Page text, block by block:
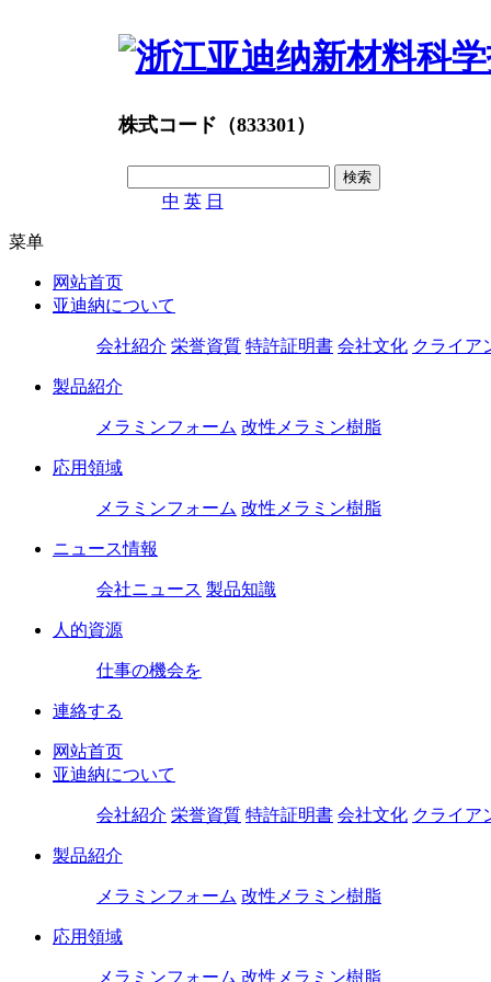
株式コード（833301）
中 英 日
菜单
网站首页
亚迪納について
会社紹介 栄誉資質 特許証明書 会社文化 クライア
製品紹介
メラミンフォーム 改性メラミン樹脂
応用領域
メラミンフォーム 改性メラミン樹脂
ニュース情報
会社ニュース 製品知識
人的資源
仕事の機会を
連絡する
网站首页
亚迪納について
会社紹介 栄誉資質 特許証明書 会社文化 クライア
製品紹介
メラミンフォーム 改性メラミン樹脂
応用領域
メラミンフォーム 改性メラミン樹脂